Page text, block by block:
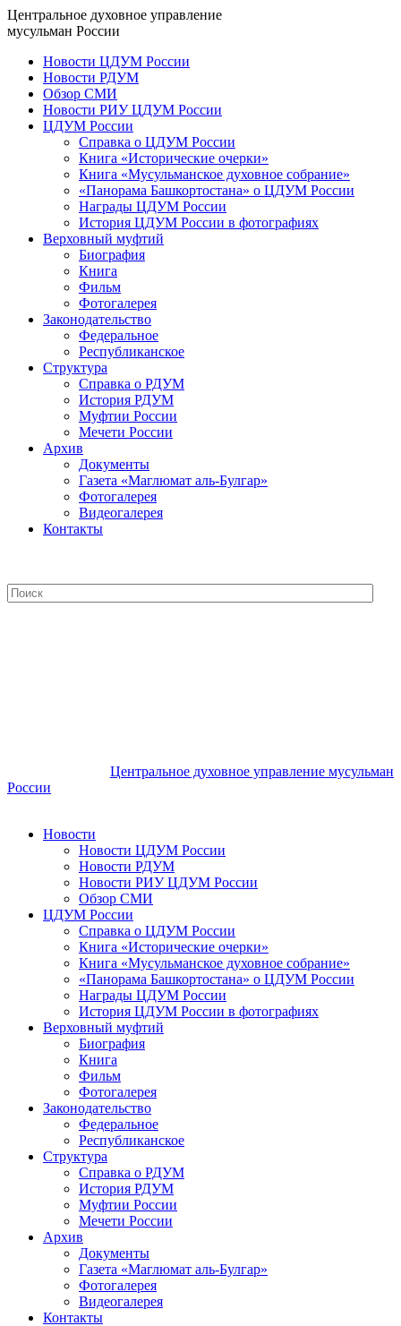
Центральное духовное управление
мусульман России
Новости ЦДУМ России
Новости РДУМ
Обзор СМИ
Новости РИУ ЦДУМ России
ЦДУМ России
Справка о ЦДУМ России
Книга «Исторические очерки»
Книга «Мусульманское духовное собрание»
«Панорама Башкортостана» о ЦДУМ России
Награды ЦДУМ России
История ЦДУМ России в фотографиях
Верховный муфтий
Биография
Книга
Фильм
Фотогалерея
Законодательство
Федеральное
Республиканское
Структура
Справка о РДУМ
История РДУМ
Муфтии России
Мечети России
Архив
Документы
Газета «Маглюмат аль-Булгар»
Фотогалерея
Видеогалерея
Контакты
Центральное духовное управление мусульман
России
Новости
Новости ЦДУМ России
Новости РДУМ
Новости РИУ ЦДУМ России
Обзор СМИ
ЦДУМ России
Справка о ЦДУМ России
Книга «Исторические очерки»
Книга «Мусульманское духовное собрание»
«Панорама Башкортостана» о ЦДУМ России
Награды ЦДУМ России
История ЦДУМ России в фотографиях
Верховный муфтий
Биография
Книга
Фильм
Фотогалерея
Законодательство
Федеральное
Республиканское
Структура
Справка о РДУМ
История РДУМ
Муфтии России
Мечети России
Архив
Документы
Газета «Маглюмат аль-Булгар»
Фотогалерея
Видеогалерея
Контакты